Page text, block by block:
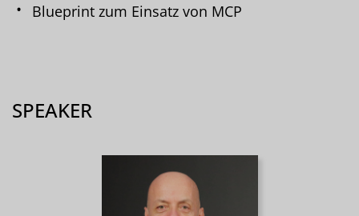
Blueprint zum Einsatz von MCP
SPEAKER